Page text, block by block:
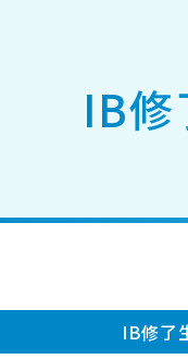
IB修
IB修了